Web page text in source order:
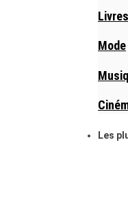
Livres
Mode
Les